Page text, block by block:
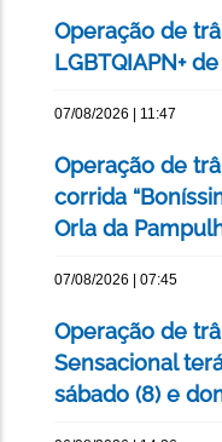
Operação de
LGBTQIAPN+
07/08/2026 | 11:47
Operação de
corrida
Orla da
07/08/2026 | 07:45
Operação de
Sensacional
sábado (8) e